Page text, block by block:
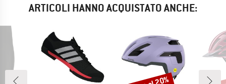
ARTICOLI HANNO ACQUISTATO ANCHE:
Sconto